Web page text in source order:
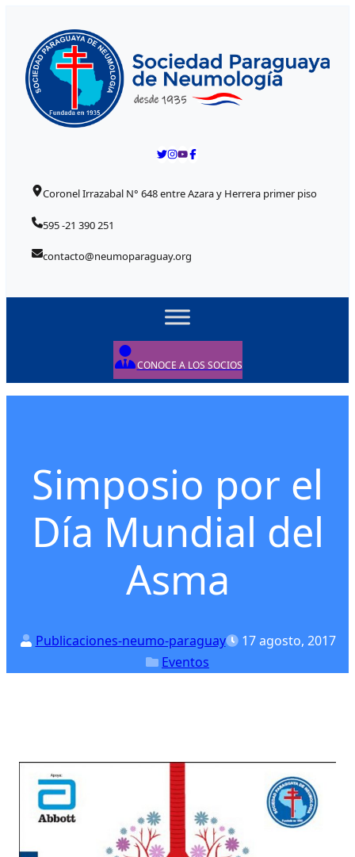
Coronel Irrazabal N° 648 entre Azara y Herrera primer piso
595 -21 390 251
contacto@neumoparaguay.org
CONOCE A LOS SOCIOS
Simposio por el
Día Mundial del
Asma
Publicaciones-neumo-paraguay 17 agosto, 2017
Eventos